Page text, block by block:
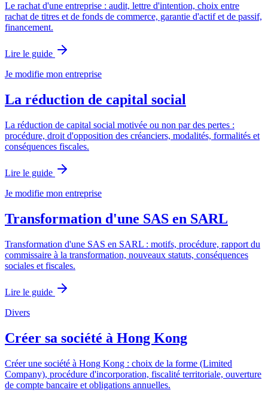
Le rachat d'une entreprise : audit, lettre d'intention, choix entre
rachat de titres et de fonds de commerce, garantie d'actif et de passif,
financement.
Lire le guide
Je modifie mon entreprise
La réduction de capital social
La réduction de capital social motivée ou non par des pertes :
procédure, droit d'opposition des créanciers, modalités, formalités et
conséquences fiscales.
Lire le guide
Je modifie mon entreprise
Transformation d'une SAS en SARL
Transformation d'une SAS en SARL : motifs, procédure, rapport du
commissaire à la transformation, nouveaux statuts, conséquences
sociales et fiscales.
Lire le guide
Divers
Créer sa société à Hong Kong
Créer une société à Hong Kong : choix de la forme (Limited
Company), procédure d'incorporation, fiscalité territoriale, ouverture
de compte bancaire et obligations annuelles.